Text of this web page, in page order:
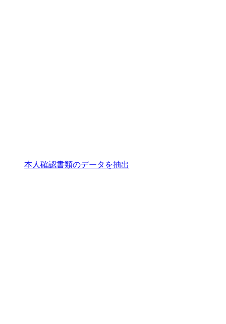
本人確認書類のデータを抽出